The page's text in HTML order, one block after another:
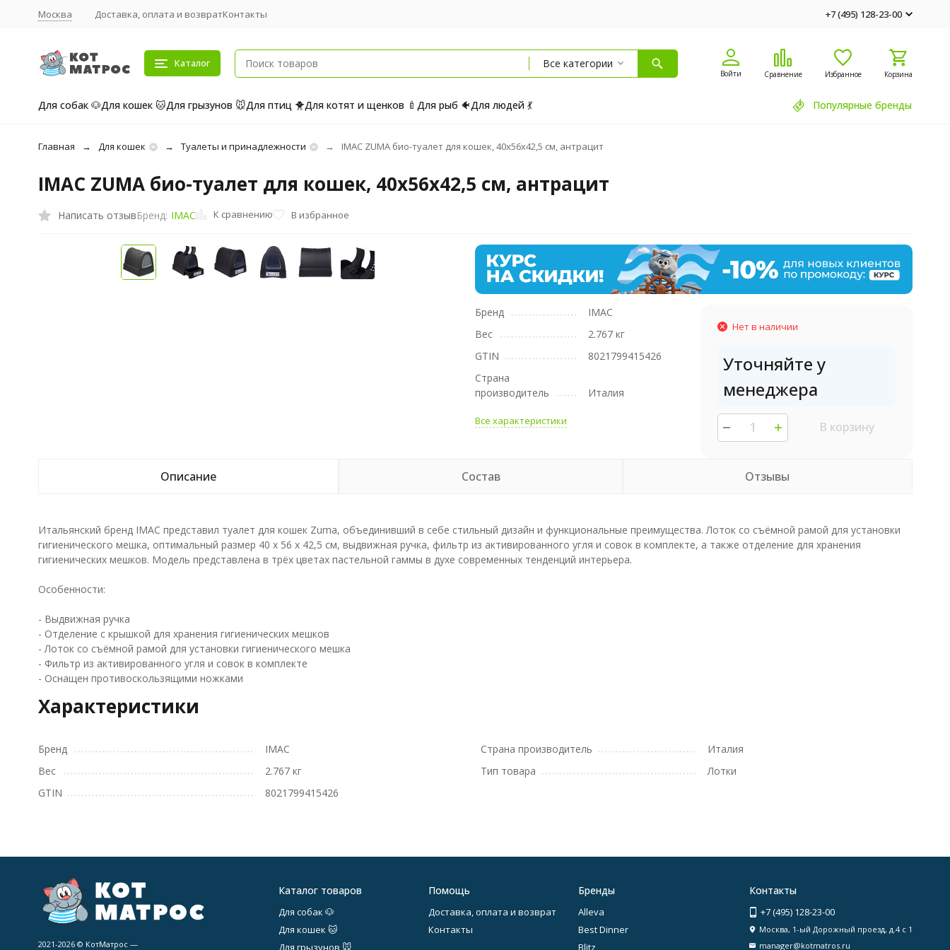
Москва Доставка, оплата и возвратКонтакты +7 (495) 128-23-00
Каталог Все категории
Войти Сравнение Избранное Корзина
Для собак 🐶Для кошек 🐱Для грызунов 🐭Для птиц 🐥Для котят и щенков 🍼 Для рыб 🐠Для людей 💃 Популярные бренды
Главная Для кошек Туалеты и принадлежности IMAC ZUMA био-туалет для кошек, 40х56х42,5 см, антрацит
IMAC ZUMA био-туалет для кошек, 40х56х42,5 см, антрацит
Написать отзывБренд: IMAC К сравнению В избранное
Бренд
IMAC
Вес
2.767 кг
GTIN
8021799415426
Страна
производитель
Италия
Все характеристики
Нет в наличии
Уточняйте у
менеджера
В корзину
Описание Состав Отзывы
Итальянский бренд IMAC представил туалет для кошек Zuma, объединивший в себе стильный дизайн и функциональные преимущества. Лоток со съёмной рамой для установки
гигиенического мешка, оптимальный размер 40 х 56 х 42,5 см, выдвижная ручка, фильтр из активированного угля и совок в комплекте, а также отделение для хранения
гигиенических мешков. Модель представлена в трёх цветах пастельной гаммы в духе современных тенденций интерьера.
Особенности:
- Выдвижная ручка
- Отделение с крышкой для хранения гигиенических мешков
- Лоток со съёмной рамой для установки гигиенического мешка
- Фильтр из активированного угля и совок в комплекте
- Оснащен противоскользящими ножками
Характеристики
Бренд
IMAC
Вес
2.767 кг
GTIN
8021799415426
Страна производитель
Италия
Тип товара
Лотки
2021-2026 © КотМатрос —
Каталог товаров
Для собак 🐶
Для кошек 🐱
Для грызунов 🐭
Помощь
Доставка, оплата и возврат
Контакты
Бренды
Alleva
Best Dinner
Blitz
Контакты
+7 (495) 128-23-00
Москва, 1-ый Дорожный проезд, д.4 с 1
manager@kotmatros.ru